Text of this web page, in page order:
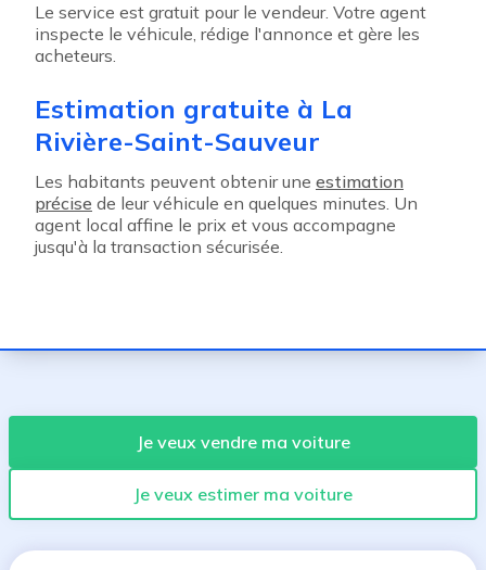
Le service est gratuit pour le vendeur. Votre agent
inspecte le véhicule, rédige l'annonce et gère les
acheteurs.
Estimation gratuite à La
Rivière-Saint-Sauveur
Les habitants peuvent obtenir une estimation
précise de leur véhicule en quelques minutes. Un
agent local affine le prix et vous accompagne
jusqu'à la transaction sécurisée.
Je veux vendre ma voiture
Je veux estimer ma voiture